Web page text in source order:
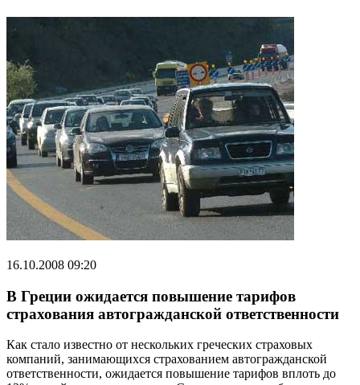
16.10.2008 09:20
В Греции ожидается повышение тарифов
страхования автогражданской ответственности
Как стало известно от нескольких греческих страховых
компаний, занимающихся страхованием автогражданской
ответственности, ожидается повышение тарифов вплоть до